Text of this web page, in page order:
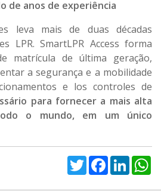
de anos de experiência
leva mais de duas décadas
LPR. SmartLPR Access forma
matrícula de última geração,
a segurança e a mobilidade
e los controles de
para fornecer a mais alta
o mundo, em um único
TwitterFacebook